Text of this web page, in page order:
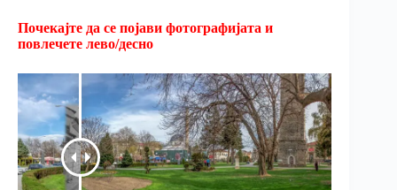
Почекајте да се појави фотографијата и
повлечете лево/десно